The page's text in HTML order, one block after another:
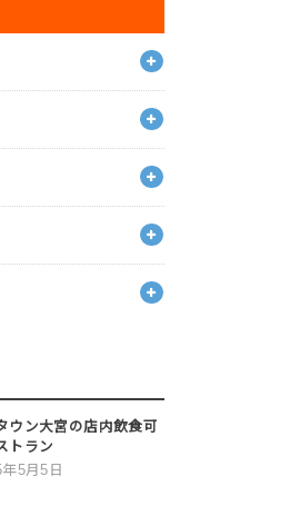
ウン大宮の店内飲食可
トラン
5月5日